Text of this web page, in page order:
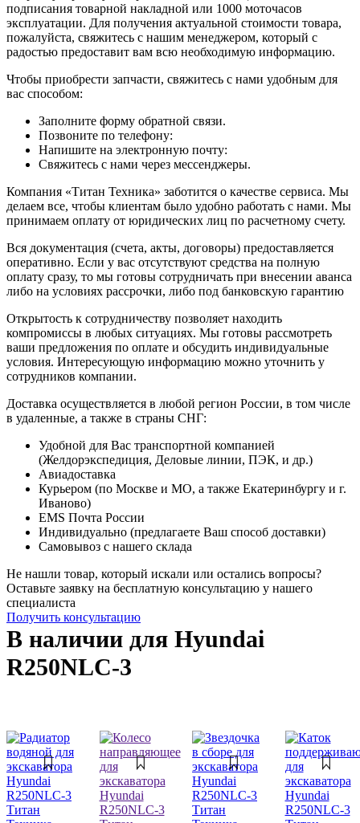
подписания товарной накладной или 1000 моточасов
эксплуатации. Для получения актуальной стоимости товара,
пожалуйста, свяжитесь с нашим менеджером, который с
радостью предоставит вам всю необходимую информацию.
Чтобы приобрести запчасти, свяжитесь с нами удобным для
вас способом:
Заполните форму обратной связи.
Позвоните по телефону:
Напишите на электронную почту:
Свяжитесь с нами через мессенджеры.
Компания «Титан Техника» заботится о качестве сервиса. Мы
делаем все, чтобы клиентам было удобно работать с нами. Мы
принимаем оплату от юридических лиц по расчетному счету.
Вся документация (счета, акты, договоры) предоставляется
оперативно. Если у вас отсутствуют средства на полную
оплату сразу, то мы готовы сотрудничать при внесении аванса
либо на условиях рассрочки, либо под банковскую гарантию
Открытость к сотрудничеству позволяет находить
компромиссы в любых ситуациях. Мы готовы рассмотреть
ваши предложения по оплате и обсудить индивидуальные
условия. Интересующую информацию можно уточнить у
сотрудников компании.
Доставка осуществляется в любой регион России, в том числе
в удаленные, а также в страны СНГ:
Удобной для Вас транспортной компанией
(Желдорэкспедиция, Деловые линии, ПЭК, и др.)
Авиадоставка
Курьером (по Москве и МО, а также Екатеринбургу и г.
Иваново)
EMS Почта России
Индивидуально (предлагаете Ваш способ доставки)
Самовывоз с нашего склада
Не нашли товар, который искали или остались вопросы?
Оставьте заявку на бесплатную консультацию у нашего
специалиста
Получить консультацию
В наличии для Hyundai
R250NLC-3